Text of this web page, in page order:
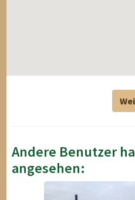
Andere Benutzer
angesehen: